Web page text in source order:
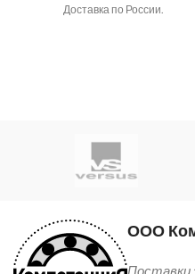
Доставка по России.
ООО
Поставки